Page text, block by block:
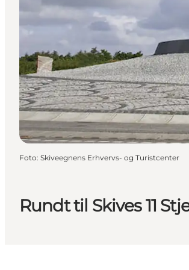
Rundt til Skives 11
Foto: Skiveegnens Erhvervs- og Turistcenter